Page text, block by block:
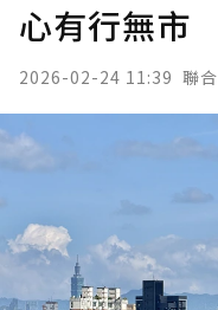
心有行無市
2026-02-24 11:39 聯